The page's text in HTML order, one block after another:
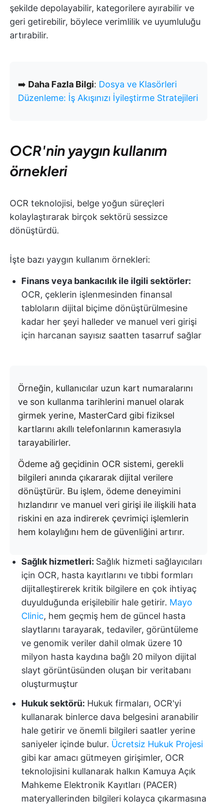
şekilde depolayabilir, kategorilere ayırabilir ve
geri getirebilir, böylece verimlilik ve uyumluluğu
artırabilir.
➡️ Daha Fazla Bilgi: Dosya ve Klasörleri
Düzenleme: İş Akışınızı İyileştirme Stratejileri
OCR'nin yaygın kullanım
örnekleri
OCR teknolojisi, belge yoğun süreçleri
kolaylaştırarak birçok sektörü sessizce
dönüştürdü.
İşte bazı yaygın kullanım örnekleri:
Finans veya bankacılık ile ilgili sektörler:
OCR, çeklerin işlenmesinden finansal
tabloların dijital biçime dönüştürülmesine
kadar her şeyi halleder ve manuel veri girişi
için harcanan sayısız saatten tasarruf sağlar
Örneğin, kullanıcılar uzun kart numaralarını
ve son kullanma tarihlerini manuel olarak
girmek yerine, MasterCard gibi fiziksel
kartlarını akıllı telefonlarının kamerasıyla
tarayabilirler.
Ödeme ağ geçidinin OCR sistemi, gerekli
bilgileri anında çıkararak dijital verilere
dönüştürür. Bu işlem, ödeme deneyimini
hızlandırır ve manuel veri girişi ile ilişkili hata
riskini en aza indirerek çevrimiçi işlemlerin
hem kolaylığını hem de güvenliğini artırır.
Sağlık hizmetleri: Sağlık hizmeti sağlayıcıları
için OCR, hasta kayıtlarını ve tıbbi formları
dijitalleştirerek kritik bilgilere en çok ihtiyaç
duyulduğunda erişilebilir hale getirir. Mayo
Clinic, hem geçmiş hem de güncel hasta
slaytlarını tarayarak, tedaviler, görüntüleme
ve genomik veriler dahil olmak üzere 10
milyon hasta kaydına bağlı 20 milyon dijital
slayt görüntüsünden oluşan bir veritabanı
oluşturmuştur
Hukuk sektörü: Hukuk firmaları, OCR'yi
kullanarak binlerce dava belgesini aranabilir
hale getirir ve önemli bilgileri saatler yerine
saniyeler içinde bulur. Ücretsiz Hukuk Projesi
gibi kar amacı gütmeyen girişimler, OCR
teknolojisini kullanarak halkın Kamuya Açık
Mahkeme Elektronik Kayıtları (PACER)
materyallerinden bilgileri kolayca çıkarmasına